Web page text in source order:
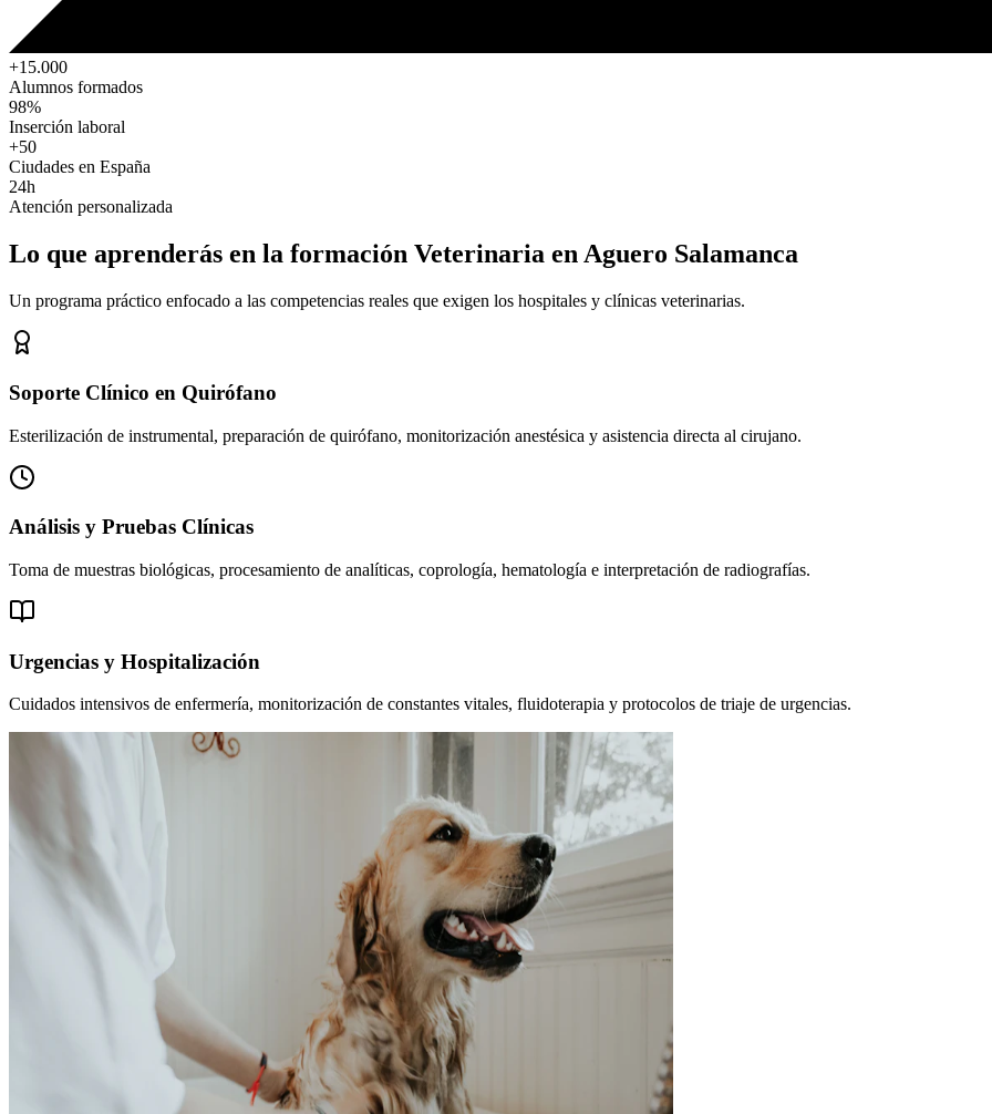
+15.000
Alumnos formados
98%
Inserción laboral
+50
Ciudades en España
24h
Atención personalizada
Lo que aprenderás en la formación Veterinaria en Aguero Salamanca
Un programa práctico enfocado a las competencias reales que exigen los hospitales y clínicas veterinarias.
Soporte Clínico en Quirófano
Esterilización de instrumental, preparación de quirófano, monitorización anestésica y asistencia directa al cirujano.
Análisis y Pruebas Clínicas
Toma de muestras biológicas, procesamiento de analíticas, coprología, hematología e interpretación de radiografías.
Urgencias y Hospitalización
Cuidados intensivos de enfermería, monitorización de constantes vitales, fluidoterapia y protocolos de triaje de urgencias.